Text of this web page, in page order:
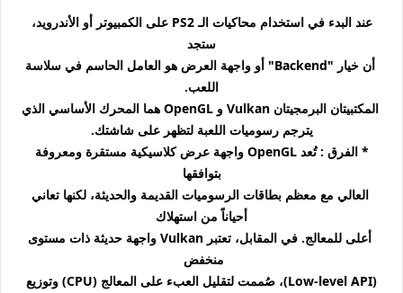
عند البدء في استخدام محاكيات الـ PS2 على الكمبيوتر أو الأندرويد،
ستجد
أن خيار "Backend" أو واجهة العرض هو العامل الحاسم في سلاسة
اللعب.
المكتبيتان البرمجيتان Vulkan و OpenGL هما المحرك الأساسي الذي
يترجم رسوميات اللعبة لتظهر على شاشتك.
* الفرق : تُعد OpenGL واجهة عرض كلاسيكية مستقرة ومعروفة
بتوافقها
العالي مع معظم بطاقات الرسوميات القديمة والحديثة، لكنها تعاني
أحياناً من استهلاك
أعلى للمعالج. في المقابل، تعتبر Vulkan واجهة حديثة ذات مستوى
منخفض
(Low-level API)، صُممت لتقليل العبء على المعالج (CPU) وتوزيع